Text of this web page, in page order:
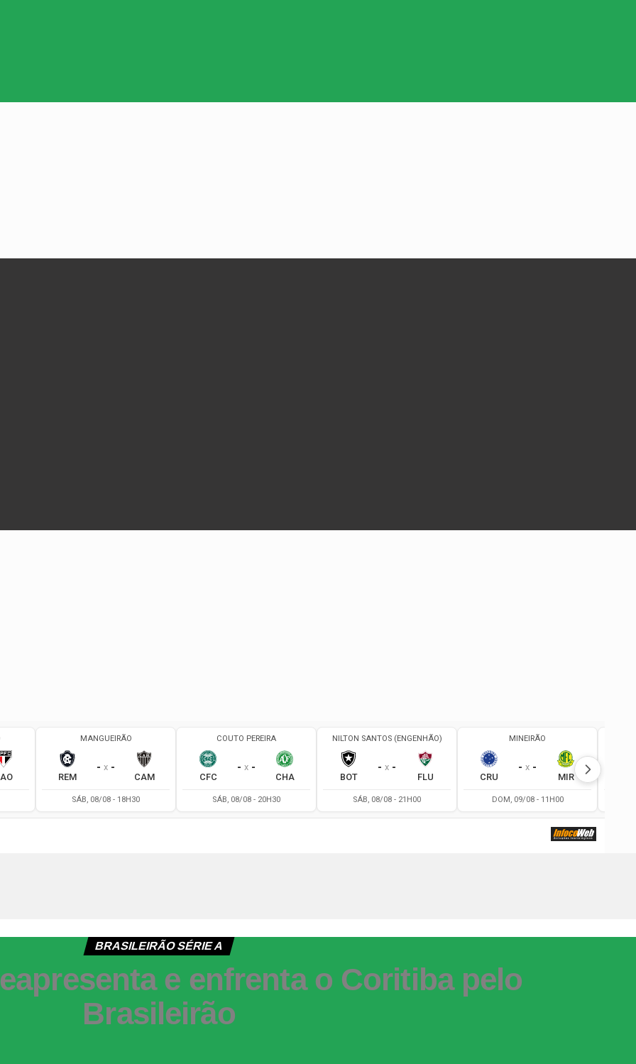
BRASILEIRÃO SÉRIE A
e enfrenta o Coritiba pelo
Brasileirão